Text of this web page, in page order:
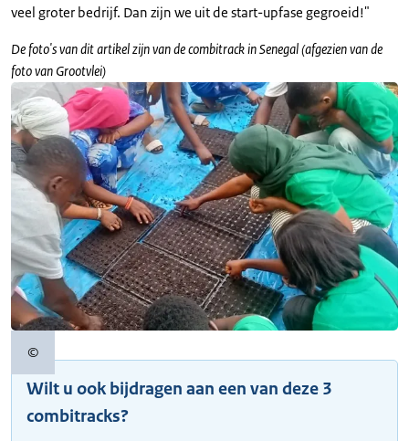
©Copyrightinformatie
veel groter bedrijf. Dan zijn we uit de start-upfase gegroeid!"
De foto's van dit artikel zijn van de combitrack in Senegal (afgezien van de
foto van Grootvlei)
Wilt u ook bijdragen aan een van deze 3
combitracks?